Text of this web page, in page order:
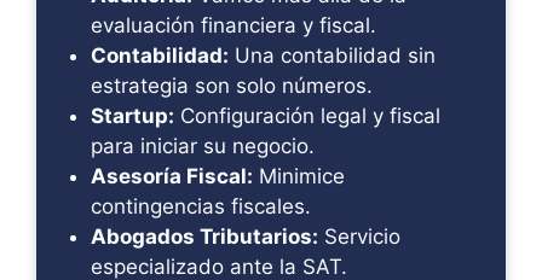
evaluación financiera y fiscal.
Contabilidad: Una contabilidad sin
estrategia son solo números.
Startup: Configuración legal y fiscal
para iniciar su negocio.
Asesoría Fiscal: Minimice
contingencias fiscales.
Abogados Tributarios: Servicio
especializado ante la SAT.